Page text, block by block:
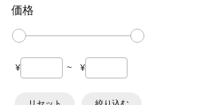
価格
¥ ~ ¥